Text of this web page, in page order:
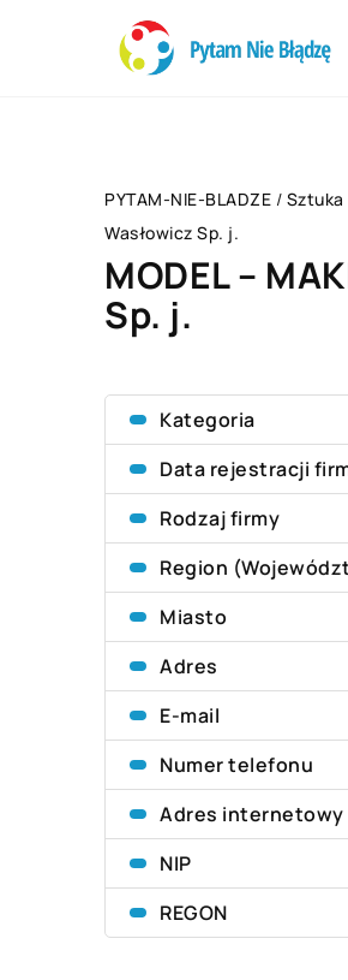
PYTAM-NIE-BLADZE / Sztuka
Wasłowicz Sp. j.
MODEL –
Sp. j.
Kategoria
Data rejestracji
Rodzaj firmy
Region
Miasto
Adres
E-mail
Numer telefonu
Adres internetowy
NIP
REGON